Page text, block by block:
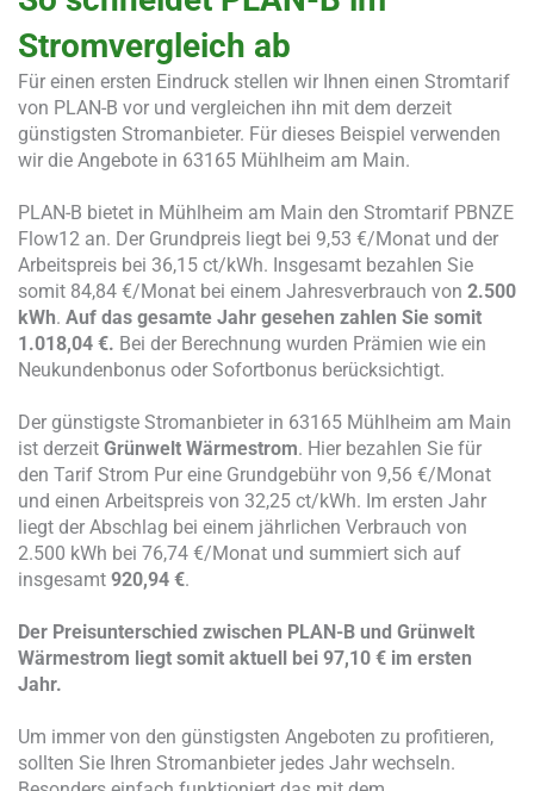
Stromvergleich ab
Für einen ersten Eindruck stellen wir Ihnen einen Stromtarif
von PLAN-B vor und vergleichen ihn mit dem derzeit
günstigsten Stromanbieter. Für dieses Beispiel verwenden
wir die Angebote in 63165 Mühlheim am Main.
PLAN-B bietet in Mühlheim am Main den Stromtarif PBNZE
Flow12 an. Der Grundpreis liegt bei 9,53 €/Monat und der
Arbeitspreis bei 36,15 ct/kWh. Insgesamt bezahlen Sie
somit 84,84 €/Monat bei einem Jahresverbrauch von 2.500
kWh. Auf das gesamte Jahr gesehen zahlen Sie somit
1.018,04 €. Bei der Berechnung wurden Prämien wie ein
Neukundenbonus oder Sofortbonus berücksichtigt.
Der günstigste Stromanbieter in 63165 Mühlheim am Main
ist derzeit Grünwelt Wärmestrom. Hier bezahlen Sie für
den Tarif Strom Pur eine Grundgebühr von 9,56 €/Monat
und einen Arbeitspreis von 32,25 ct/kWh. Im ersten Jahr
liegt der Abschlag bei einem jährlichen Verbrauch von
2.500 kWh bei 76,74 €/Monat und summiert sich auf
insgesamt 920,94 €.
Der Preisunterschied zwischen PLAN-B und Grünwelt
Wärmestrom liegt somit aktuell bei 97,10 € im ersten
Jahr.
Um immer von den günstigsten Angeboten zu profitieren,
sollten Sie Ihren Stromanbieter jedes Jahr wechseln.